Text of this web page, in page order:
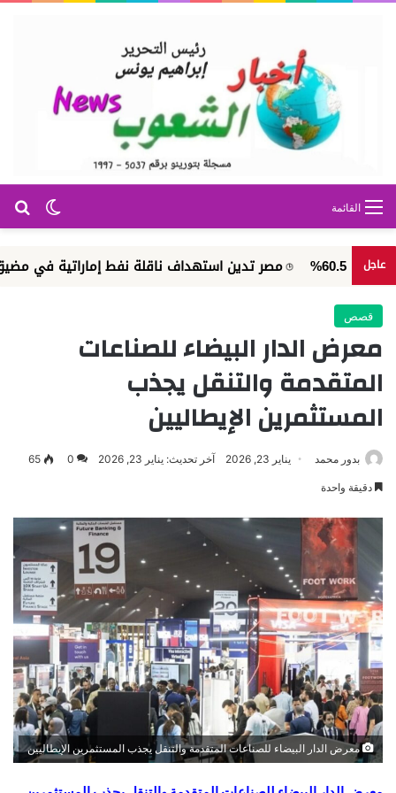
الوضع القائمة
عاجل مصر تدين استهداف ناقلة نفط إماراتية في مضيق هرمز
قصص
معرض الدار البيضاء للصناعات
المتقدمة والتنقل يجذب
المستثمرين الإيطاليين
بدور محمد يناير 23, 2026 آخر تحديث: يناير 23, 2026 0
65
دقيقة واحدة
معرض الدار البيضاء للصناعات المتقدمة والتنقل يجذب المستثمرين الإيطاليين